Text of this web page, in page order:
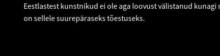
Eestlastest kunstnikud ei ole aga loovust välistanud
on sellele suurepäraseks tõestuseks.